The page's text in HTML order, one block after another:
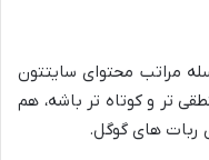
مراتب محتوای سایتتون
تر و کوتاه تر باشه، هم
ربات های گوگل.